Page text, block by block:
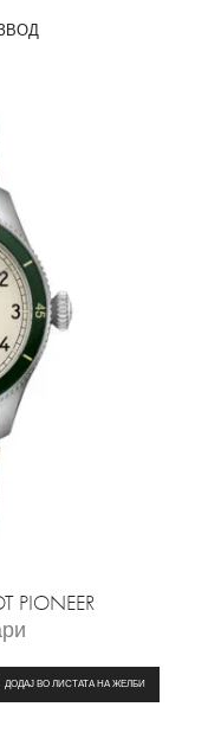
PIONEER
ДОДАЈ ВО ЛИСТАТА НА ЖЕЛБИ